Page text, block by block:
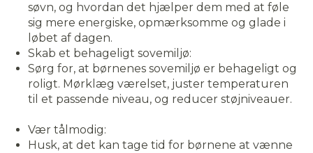
søvn, og hvordan det hjælper dem med at føle
sig mere energiske, opmærksomme og glade i
løbet af dagen.
Skab et behageligt sovemiljø:
Sørg for, at børnenes sovemiljø er behageligt og
roligt. Mørklæg værelset, juster temperaturen
til et passende niveau, og reducer støjniveauer.
Vær tålmodig:
Husk, at det kan tage tid for børnene at vænne